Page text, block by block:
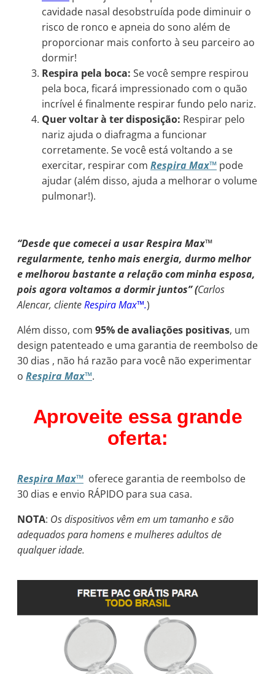
cavidade nasal desobstruída pode diminuir o
risco de ronco e apneia do sono além de
proporcionar mais conforto à seu parceiro ao
dormir!
Respira pela boca: Se você sempre respirou
pela boca, ficará impressionado com o quão
incrível é finalmente respirar fundo pelo nariz.
Quer voltar à ter disposição: Respirar pelo
nariz ajuda o diafragma a funcionar
corretamente. Se você está voltando a se
exercitar, respirar com Respira Max™ pode
ajudar (além disso, ajuda a melhorar o volume
pulmonar!).
“Desde que comecei a usar Respira Max™
regularmente, tenho mais energia, durmo melhor
e melhorou bastante a relação com minha esposa,
pois agora voltamos a dormir juntos” (Carlos
Alencar, clienteRespira Max™.)
Além disso, com 95% de avaliações positivas, um
design patenteado e uma garantia de reembolso de
30 dias , não há razão para você não experimentar
o Respira Max™.
Aproveite essa grande
oferta:
Respira Max™ oferece garantia de reembolso de
30 dias e envio RÁPIDO para sua casa.
NOTA: Os dispositivos vêm em um tamanho e são
adequados para homens e mulheres adultos de
qualquer idade.